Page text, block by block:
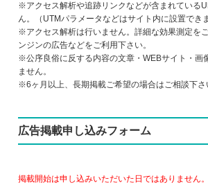
※アクセス解析や追跡リンクなどが含まれている
ん。（UTMパラメータなどはサイト内に設置でき
※アクセス解析は行いません。詳細な効果測定を
ンジンの広告などをご利用下さい。
※公序良俗に反する内容の文章・WEBサイト・画
ません。
※6ヶ月以上、長期掲載ご希望の場合はご相談下さ
広告掲載申し込みフォーム
掲載開始は申し込みいただいた日ではありません